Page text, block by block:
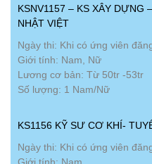
KSNV1157 – KS XÂY DỰNG
NHẬT VIỆT
Ngày thi: Khi có ứng viên
Giới tính: Nam, Nữ
Lương cơ bản: Từ 50tr -53tr
Số lượng: 1 Nam/Nữ
KS1156 KỸ SƯ CƠ KHÍ-
Ngày thi: Khi có ứng viên
Giới tính: Nam